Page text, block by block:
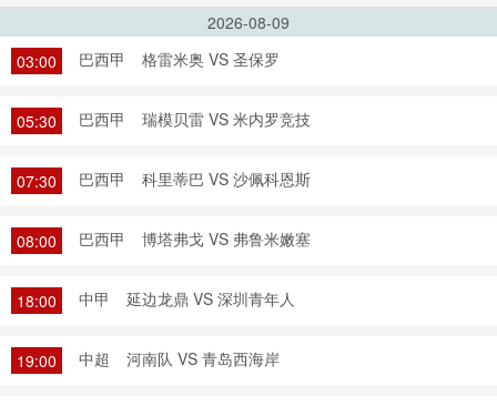
2026-08-09
03:00
巴西甲 格雷米奥 VS 圣保罗
05:30 巴西甲 瑞模贝雷 VS 米内罗竞技
07:30 巴西甲 科里蒂巴 VS 沙佩科恩斯
08:00 巴西甲 博塔弗戈 VS 弗鲁米嫩塞
18:00 中甲 延边龙鼎 VS 深圳青年人
19:00 中超 河南队 VS 青岛西海岸